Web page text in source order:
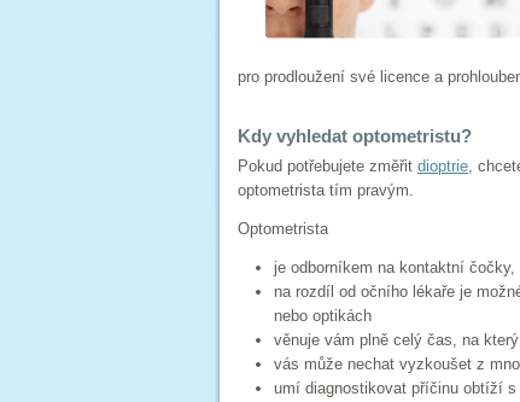
pro prodloužení své licence a
Kdy vyhledat optometristu?
Pokud potřebujete změřit dioptrie,
optometrista tím pravým.
Optometrista
je odborníkem na kontaktní
na rozdíl od očního lékaře je
nebo optikách
věnuje vám plně celý čas, na
vás může nechat vyzkoušet z
umí diagnostikovat příčinu obtíží